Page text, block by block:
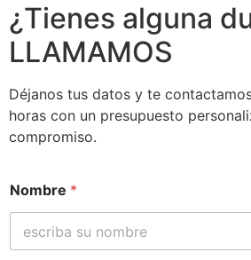
¿Tienes alguna
LLAMAMOS
Déjanos tus datos y te
horas con un presupuesto
compromiso.
Nombre *